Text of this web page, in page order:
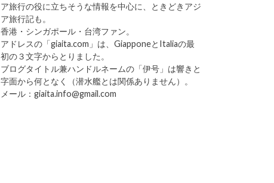
ア旅行の役に立ちそうな情報を中心に、ときどきアジ
ア旅行記も。
香港・シンガポール・台湾ファン。
アドレスの「giaita.com」は、GiapponeとItaliaの最
初の３文字からとりました。
ブログタイトル兼ハンドルネームの「伊号」は響きと
字面から何となく（潜水艦とは関係ありません）。
メール：giaita.info@gmail.com